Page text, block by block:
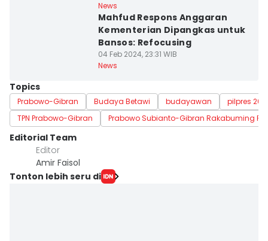
News
Mahfud Respons Anggaran
Kementerian Dipangkas untuk
Bansos: Refocusing
04 Feb 2024, 23:31 WIB
News
Topics
Prabowo-Gibran Budaya Betawi budayawan
pilpres
TPN Prabowo-Gibran
Prabowo Subianto-Gibran Rakabuming
Editorial Team
Editor
Amir Faisol
Tonton lebih seru di